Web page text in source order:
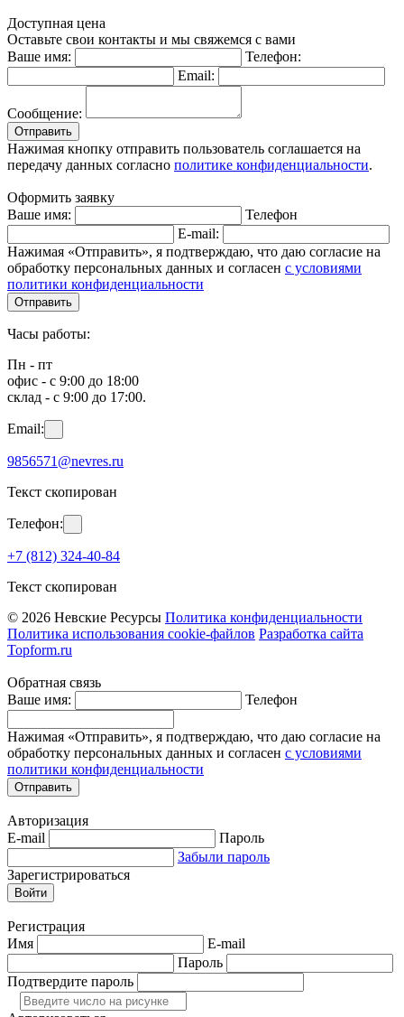
Доступная цена
Оставьте свои контакты и мы свяжемся с вами
Ваше имя:
Телефон:
Email:
Сообщение:
Отправить
Нажимая кнопку отправить пользователь соглашается на
передачу данных согласно политике конфиденциальности.
Оформить заявку
Ваше имя:
Телефон
E-mail:
Нажимая «Отправить», я подтверждаю, что даю согласие на
обработку персональных данных и согласен с условиями
политики конфиденциальности
Отправить
Часы работы:
Пн - пт
офис - с 9:00 до 18:00
склад - с 9:00 до 17:00.
Email:
9856571@nevres.ru
Текст скопирован
Телефон:
+7 (812) 324-40-84
Текст скопирован
© 2026 Невские Ресурсы Политика конфиденциальности
Политика использования cookie-файлов Разработка сайта
Topform.ru
Обратная связь
Ваше имя:
Телефон
Нажимая «Отправить», я подтверждаю, что даю согласие на
обработку персональных данных и согласен с условиями
политики конфиденциальности
Отправить
Авторизация
E-mail
Пароль
Забыли пароль
Зарегистрироваться
Войти
Регистрация
Имя
E-mail
Пароль
Подтвердите пароль